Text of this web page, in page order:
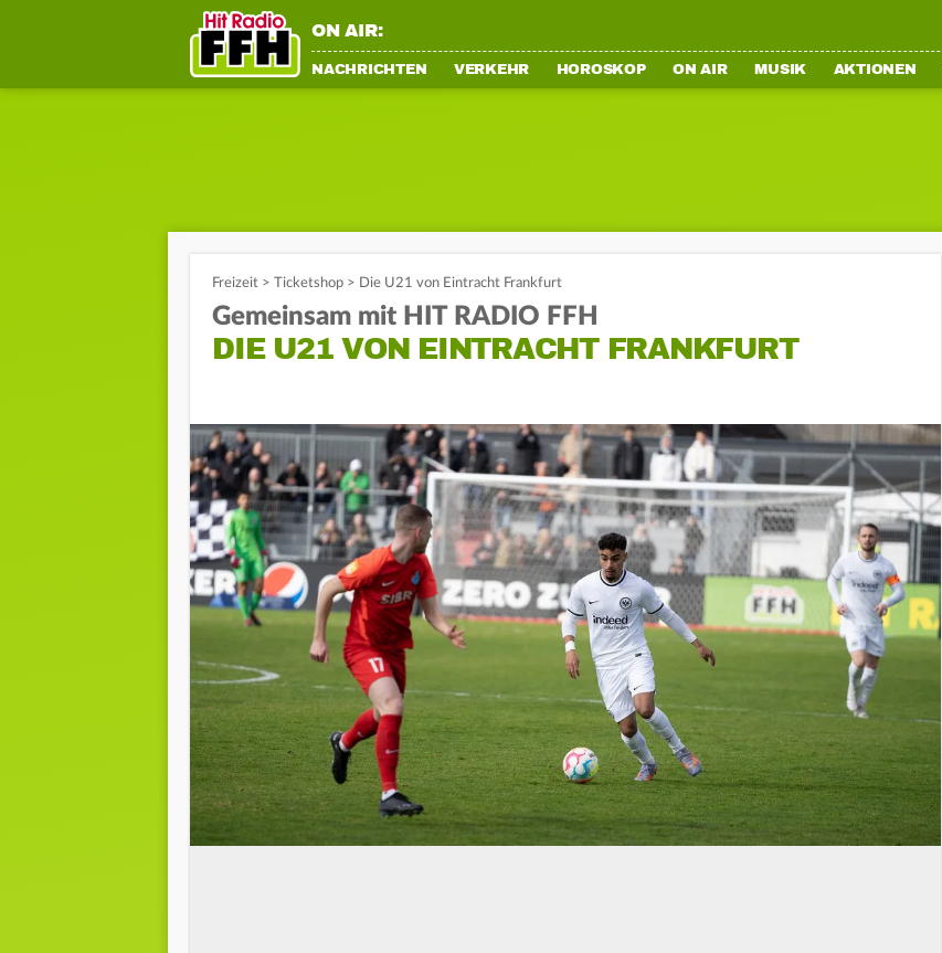
ON AIR:
NACHRICHTEN VERKEHR HOROSKOP ON AIR MUSIK AKTIONEN
Freizeit > Ticketshop > Die U21 von Eintracht Frankfurt
Gemeinsam mit HIT RADIO FFH
DIE U21 VON EINTRACHT FRANKFURT